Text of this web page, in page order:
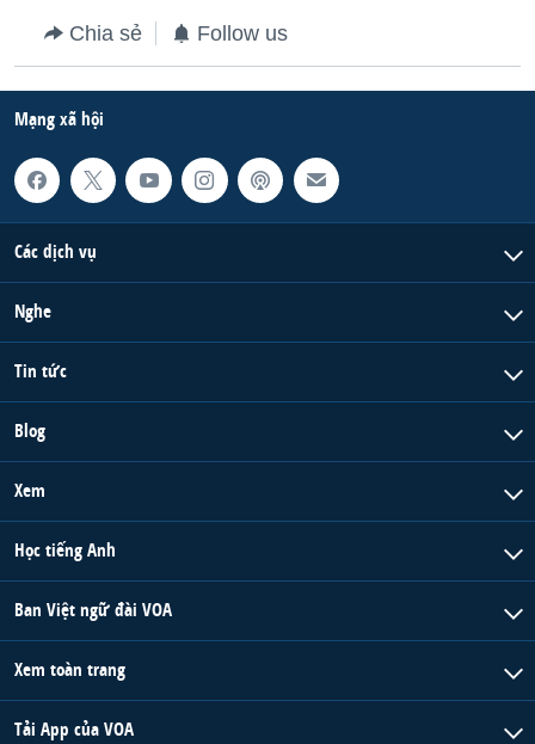
Chia sẻ Follow us
Mạng xã hội
Các dịch vụ
Nghe
Tin tức
Blog
Xem
Học tiếng Anh
Ban Việt ngữ đài VOA
Xem toàn trang
Tải App của VOA